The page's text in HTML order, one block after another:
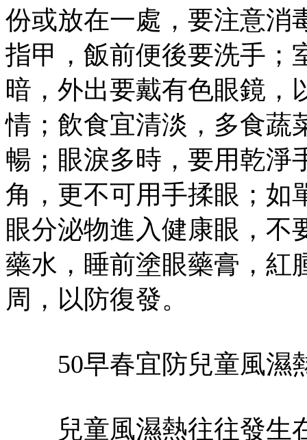
份或放在一處，要注意消
指甲，飯前便後要洗手；
暗，外出要戴有色眼鏡，
情；飲食宜清淡，多食蔬
暢；眼淚多時，要用乾淨
角，更不可用手揉眼；如
眼分泌物進入健康眼，不
藥水，睡前塗眼藥膏，紅
周，以防復發。
50早春宜防兒童風濕
兒童風濕熱往往發生